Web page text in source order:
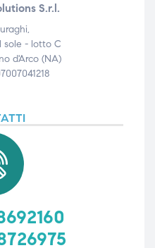
S.r.l.
sole - lotto C
d'Arco (NA)